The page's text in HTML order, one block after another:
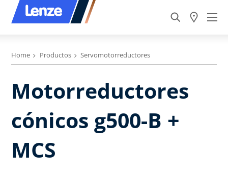
Home Productos Servomotorreductores
Motorreductores
cónicos g500-B +
MCS